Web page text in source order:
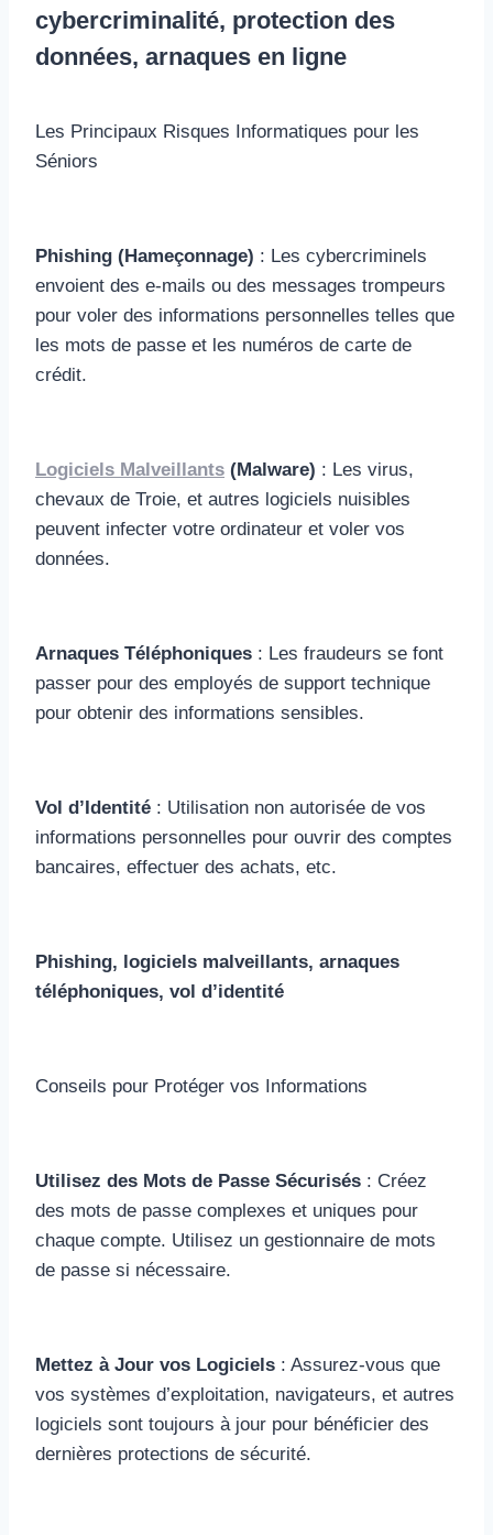
cybercriminalité, protection des
données, arnaques en ligne
Les Principaux Risques Informatiques pour les
Séniors
Phishing (Hameçonnage) : Les cybercriminels
envoient des e-mails ou des messages trompeurs
pour voler des informations personnelles telles que
les mots de passe et les numéros de carte de
crédit.
Logiciels Malveillants (Malware) : Les virus,
chevaux de Troie, et autres logiciels nuisibles
peuvent infecter votre ordinateur et voler vos
données.
Arnaques Téléphoniques : Les fraudeurs se font
passer pour des employés de support technique
pour obtenir des informations sensibles.
Vol d’Identité : Utilisation non autorisée de vos
informations personnelles pour ouvrir des comptes
bancaires, effectuer des achats, etc.
Phishing, logiciels malveillants, arnaques
téléphoniques, vol d’identité
Conseils pour Protéger vos Informations
Utilisez des Mots de Passe Sécurisés : Créez
des mots de passe complexes et uniques pour
chaque compte. Utilisez un gestionnaire de mots
de passe si nécessaire.
Mettez à Jour vos Logiciels : Assurez-vous que
vos systèmes d’exploitation, navigateurs, et autres
logiciels sont toujours à jour pour bénéficier des
dernières protections de sécurité.